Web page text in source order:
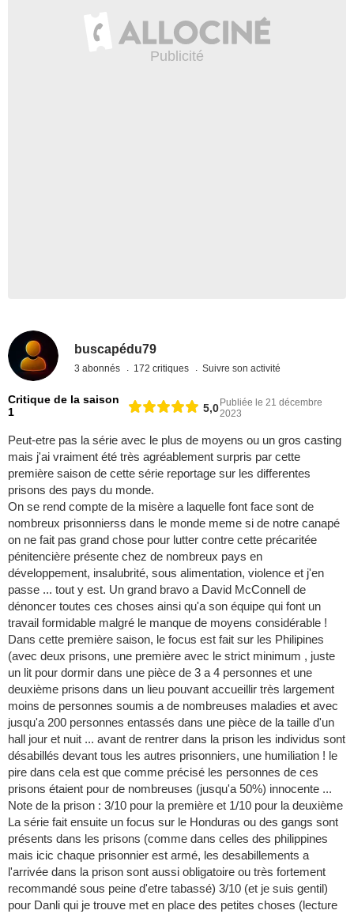
buscapédu79
3 abonnés 172 critiques Suivre son activité
Critique de la saison
1
5,0Publiée le 21 décembre
2023
Peut-etre pas la série avec le plus de moyens ou un gros casting
mais j'ai vraiment été très agréablement surpris par cette
première saison de cette série reportage sur les differentes
prisons des pays du monde.
On se rend compte de la misère a laquelle font face sont de
nombreux prisonnierss dans le monde meme si de notre canapé
on ne fait pas grand chose pour lutter contre cette précaritée
pénitencière présente chez de nombreux pays en
développement, insalubrité, sous alimentation, violence et j'en
passe ... tout y est. Un grand bravo a David McConnell de
dénoncer toutes ces choses ainsi qu'a son équipe qui font un
travail formidable malgré le manque de moyens considérable !
Dans cette première saison, le focus est fait sur les Philipines
(avec deux prisons, une première avec le strict minimum , juste
un lit pour dormir dans une pièce de 3 a 4 personnes et une
deuxième prisons dans un lieu pouvant accueillir très largement
moins de personnes soumis a de nombreuses maladies et avec
jusqu'a 200 personnes entassés dans une pièce de la taille d'un
hall jour et nuit ... avant de rentrer dans la prison les individus sont
désabillés devant tous les autres prisonniers, une humiliation ! le
pire dans cela est que comme précisé les personnes de ces
prisons étaient pour de nombreuses (jusqu'a 50%) innocente ...
Note de la prison : 3/10 pour la première et 1/10 pour la deuxième
La série fait ensuite un focus sur le Honduras ou des gangs sont
présents dans les prisons (comme dans celles des philippines
mais icic chaque prisonnier est armé, les desabillements a
l'arrivée dans la prison sont aussi obligatoire ou très fortement
recommandé sous peine d'etre tabassé) 3/10 (et je suis gentil)
pour Danli qui je trouve met en place des petites choses (lecture